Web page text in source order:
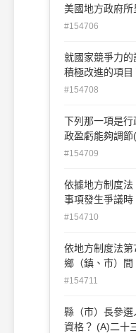
美國地方政府所呈
定性(B)封閉性
#154706
就國家競爭力
積極改進的項目？ (A)成長競爭力(B)公
度(C)商業競爭
#154708
下列那一項是行政
政盈虧能夠調節
能發揮團結力量
#154709
依據地方制度
事項發生爭議時，該
市議會與台北縣
由行政院解決
協商解決
#154710
依地方制度法
鄉（鎮、市）間
何機關會同中央
#154711
縣（市）長參
資格？ (A)二十三歲(B)二十六歲(C)三十歲